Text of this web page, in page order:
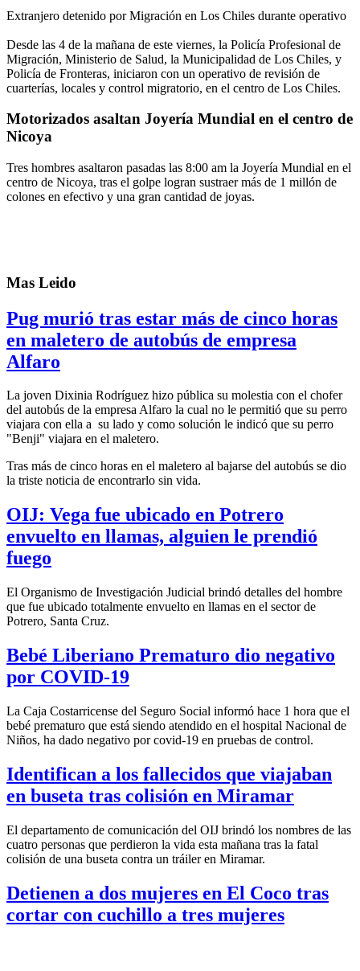
Extranjero detenido por Migración en Los Chiles durante operativo
Desde las 4 de la mañana de este viernes, la Policía Profesional de
Migración, Ministerio de Salud, la Municipalidad de Los Chiles, y
Policía de Fronteras, iniciaron con un operativo de revisión de
cuarterías, locales y control migratorio, en el centro de Los Chiles.
Motorizados asaltan Joyería Mundial en el centro de
Nicoya
Tres hombres asaltaron pasadas las 8:00 am la Joyería Mundial en el
centro de Nicoya, tras el golpe logran sustraer más de 1 millón de
colones en efectivo y una gran cantidad de joyas.
Mas Leido
Pug murió tras estar más de cinco horas
en maletero de autobús de empresa
Alfaro
La joven Dixinia Rodríguez hizo pública su molestia con el chofer
del autobús de la empresa Alfaro la cual no le permitió que su perro
viajara con ella a su lado y como solución le indicó que su perro
"Benji" viajara en el maletero.
Tras más de cinco horas en el maletero al bajarse del autobús se dio
la triste noticia de encontrarlo sin vida.
OIJ: Vega fue ubicado en Potrero
envuelto en llamas, alguien le prendió
fuego
El Organismo de Investigación Judicial brindó detalles del hombre
que fue ubicado totalmente envuelto en llamas en el sector de
Potrero, Santa Cruz.
Bebé Liberiano Prematuro dio negativo
por COVID-19
La Caja Costarricense del Seguro Social informó hace 1 hora que el
bebé prematuro que está siendo atendido en el hospital Nacional de
Niños, ha dado negativo por covid-19 en pruebas de control.
Identifican a los fallecidos que viajaban
en buseta tras colisión en Miramar
El departamento de comunicación del OIJ brindó los nombres de las
cuatro personas que perdieron la vida esta mañana tras la fatal
colisión de una buseta contra un tráiler en Miramar.
Detienen a dos mujeres en El Coco tras
cortar con cuchillo a tres mujeres